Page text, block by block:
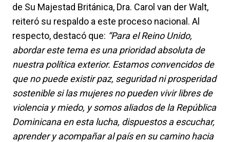
de Su Majestad Británica, Dra. Carol van der Walt,
reiteró su respaldo a este proceso nacional. Al
respecto, destacó que: “Para el Reino Unido,
abordar este tema es una prioridad absoluta de
nuestra política exterior. Estamos convencidos de
que no puede existir paz, seguridad ni prosperidad
sostenible si las mujeres no pueden vivir libres de
violencia y miedo, y somos aliados de la República
Dominicana en esta lucha, dispuestos a escuchar,
aprender y acompañar al país en su camino hacia